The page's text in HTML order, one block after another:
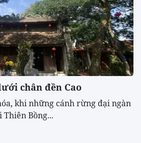
chân đền Cao
khi những cánh rừng đại ngàn
Bồng...